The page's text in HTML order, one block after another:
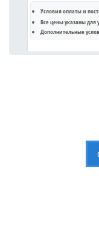
Условия оплаты и
Все цены указаны для
Дополнительные